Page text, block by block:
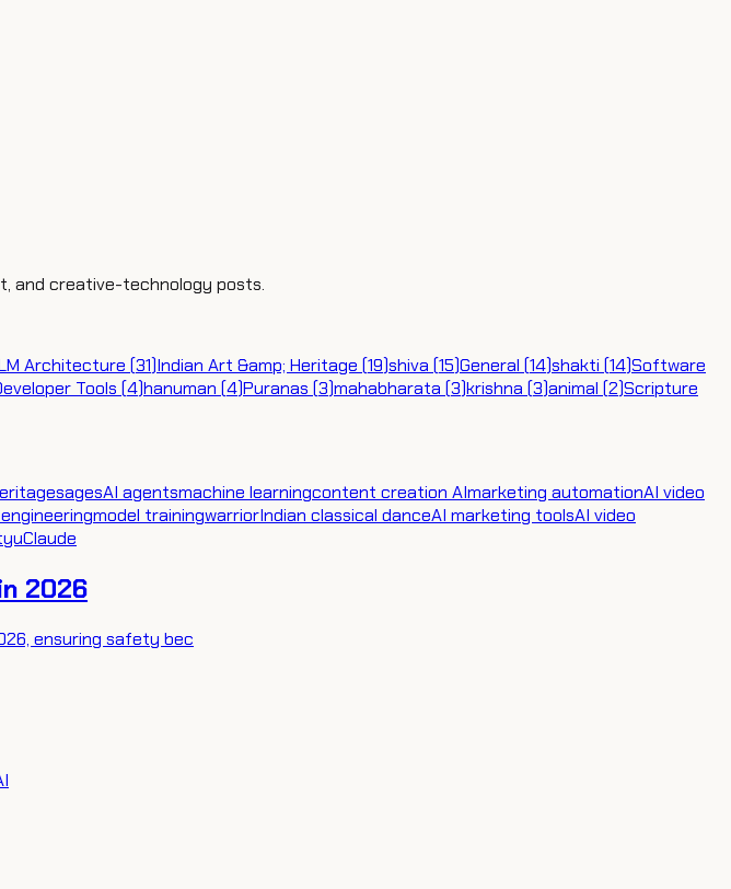
and creative-technology posts.
Architecture (31)Indian Art &amp; Heritage (19)shiva (15)General (14)shakti (14)Software
Tools (4)hanuman (4)Puranas (3)mahabharata (3)krishna (3)animal (2)Scripture
sagesAI agentsmachine learningcontent creation AImarketing automationAI video
model trainingwarriorIndian classical danceAI marketing toolsAI video
Claude
2026
ensuring safety bec